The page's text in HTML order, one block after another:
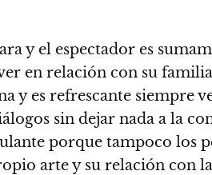
y el espectador es
en relación con su
y es refrescante siempre
sin dejar nada a la
porque tampoco los
arte y su relación con